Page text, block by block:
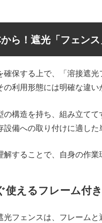
ら！遮光「フェン
確保する上で、「溶接遮
の利用形態には明確な違い
の構造を持ち、組み立て
設備への取り付けに適し
解することで、自身の作
使えるフレーム付
光フェンスは、フレーム